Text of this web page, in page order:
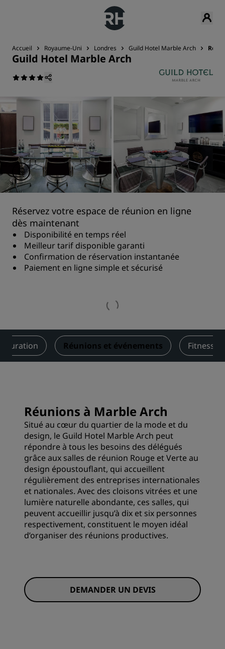
Accueil Royaume-Uni Londres Guild Hotel Marble Arch
Guild Hotel Marble Arch
Réservez votre espace de réunion en ligne
dès maintenant
Disponibilité en temps réel
Meilleur tarif disponible garanti
Confirmation de réservation instantanée
Paiement en ligne simple et sécurisé
Réunions et événements Fitness
Réunions à Marble Arch
Situé au cœur du quartier de la mode et du
design, le Guild Hotel Marble Arch peut
répondre à tous les besoins des délégués
grâce aux salles de réunion Rouge et Verte au
design époustouflant, qui accueillent
régulièrement des entreprises internationales
et nationales. Avec des cloisons vitrées et une
lumière naturelle abondante, ces salles, qui
peuvent accueillir jusqu’à dix et six personnes
respectivement, constituent le moyen idéal
d’organiser des réunions productives.
DEMANDER UN DEVIS